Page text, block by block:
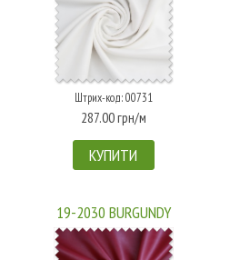
Штрих-код: 00731
287.00 грн/м
КУПИТИ
19-2030 BURGUNDY